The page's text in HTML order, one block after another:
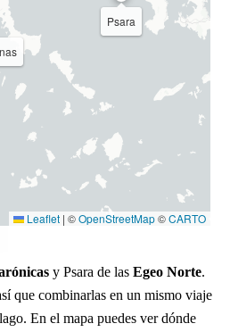
Psara
Leaflet | ©OpenStreetMap©CARTO
y Psara de las Egeo Norte.
que combinarlas en un mismo viaje
En el mapa puedes ver dónde